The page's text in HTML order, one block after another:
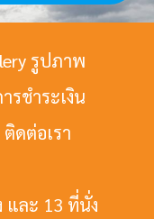
รูปภาพ
รชำระเงิน
ติดต่อเรา
และ 13 ที่นั่ง